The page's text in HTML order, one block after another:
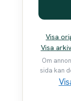
Visa
Visa
Om
sida kan